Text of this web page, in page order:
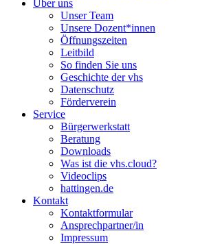
Über uns
Unser Team
Unsere Dozent*innen
Öffnungszeiten
Leitbild
So finden Sie uns
Geschichte der vhs
Datenschutz
Förderverein
Service
Bürgerwerkstatt
Beratung
Downloads
Was ist die vhs.cloud?
Videoclips
hattingen.de
Kontakt
Kontaktformular
Ansprechpartner/in
Impressum